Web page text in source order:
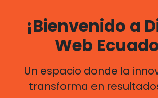
¡Bienvenido a
Web
Un espacio donde la
transforma en